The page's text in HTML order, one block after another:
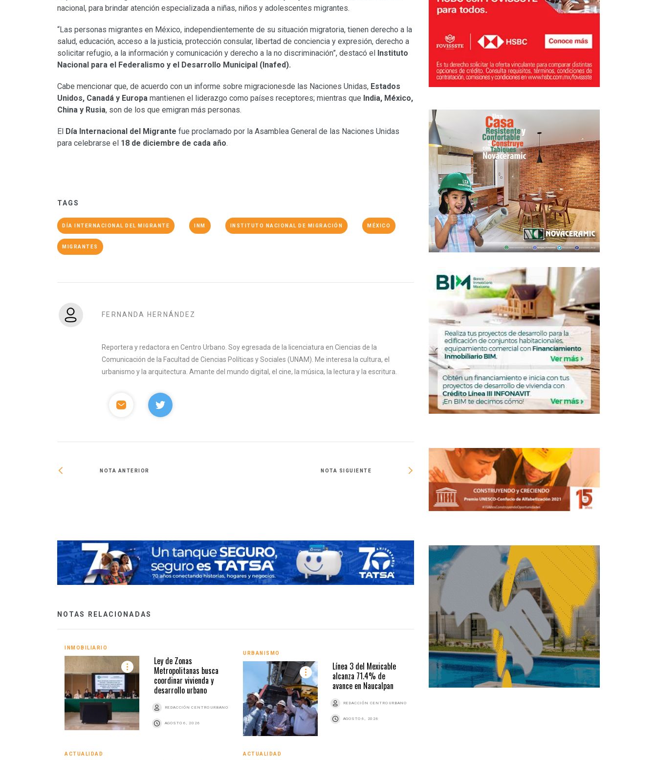
nacional, para brindar atención especializada a niñas, niños y adolescentes migrantes.
“Las personas migrantes en México, independientemente de su situación migratoria, tienen derecho a la
salud, educación, acceso a la justicia, protección consular, libertad de conciencia y expresión, derecho a
solicitar refugio, a la información y comunicación y derecho a la no discriminación”, destacó el
Instituto
Nacional para el Federalismo y el Desarrollo Municipal (Inafed).
Cabe mencionar que, de acuerdo con un informe sobre migracionesde las Naciones Unidas, Estados
Unidos, Canadá y Europa mantienen el liderazgo como países receptores; mientras que India, México,
China y Rusia, son de los que emigran más personas.
El Día Internacional del Migrante fue proclamado por la Asamblea General de las Naciones Unidas
para celebrarse el 18 de diciembre de cada año.
TAGS
DÍA INTERNACIONAL DEL MIGRANTE INM INSTITUTO NACIONAL DE MIGRACIÓN MÉXICO
MIGRANTES
FERNANDA HERNÁNDEZ
Reportera y redactora en Centro Urbano. Soy egresada de la licenciatura en Ciencias de la
Comunicación de la Facultad de Ciencias Políticas y Sociales (UNAM). Me interesa la cultura, el
urbanismo y la arquitectura. Amante del mundo digital, el cine, la música, la lectura y la escritura.
NOTA ANTERIOR NOTA SIGUIENTE
La vivienda con pilas, el siguiente paso de
Vinte
NOTAS RELACIONADAS
INMOBILIARIO
Ley de Zonas
Metropolitanas busca
coordinar vivienda y
desarrollo urbano
REDACCIÓN CENTRO URBANO
AGOSTO 6, 2026
URBANISMO
Línea 3 del Mexicable
alcanza 71.4% de
avance en Naucalpan
REDACCIÓN CENTRO URBANO
AGOSTO 6, 2026
ACTUALIDAD ACTUALIDAD
ACTUALIDAD
El salto digital en la
construcción mexicana:
cómo la innovación
aérea redefine la